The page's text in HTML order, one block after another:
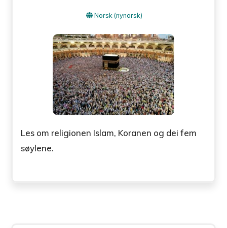
Norsk (nynorsk)
Les om religionen Islam, Koranen og dei fem
søylene.